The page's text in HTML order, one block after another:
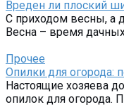
Вреден ли плоский
С приходом весны, а
Весна – время
Прочее
Опилки для огорода:
Настоящие хозяева
опилок для огорода.